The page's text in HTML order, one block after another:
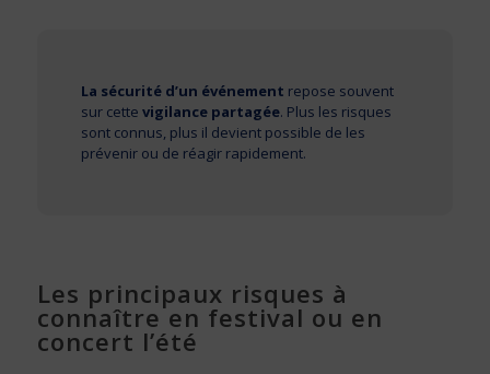
La sécurité d’un événement repose souvent
sur cette vigilance partagée. Plus les risques
sont connus, plus il devient possible de les
prévenir ou de réagir rapidement.
Les principaux risques à
connaître en festival ou en
concert l’été